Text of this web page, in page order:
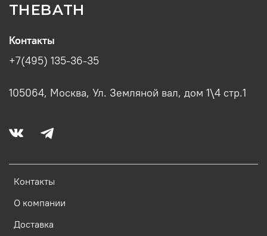
THEBATH
Контакты
О компании
Доставка
Контакты
+7(495) 135-36-35
105064, Москва, Ул. Земляной вал, дом 1\4 стр.1